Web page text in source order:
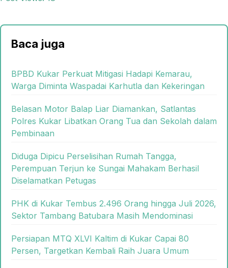
Baca juga
BPBD Kukar Perkuat Mitigasi Hadapi Kemarau,
Warga Diminta Waspadai Karhutla dan Kekeringan
Belasan Motor Balap Liar Diamankan, Satlantas
Polres Kukar Libatkan Orang Tua dan Sekolah dalam
Pembinaan
Diduga Dipicu Perselisihan Rumah Tangga,
Perempuan Terjun ke Sungai Mahakam Berhasil
Diselamatkan Petugas
PHK di Kukar Tembus 2.496 Orang hingga Juli 2026,
Sektor Tambang Batubara Masih Mendominasi
Persiapan MTQ XLVI Kaltim di Kukar Capai 80
Persen, Targetkan Kembali Raih Juara Umum